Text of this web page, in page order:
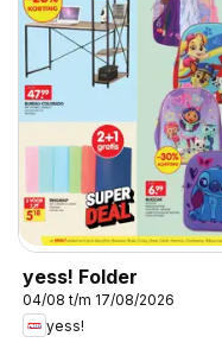
yess! Folder
04/08 t/m 17/08/2026
yess!